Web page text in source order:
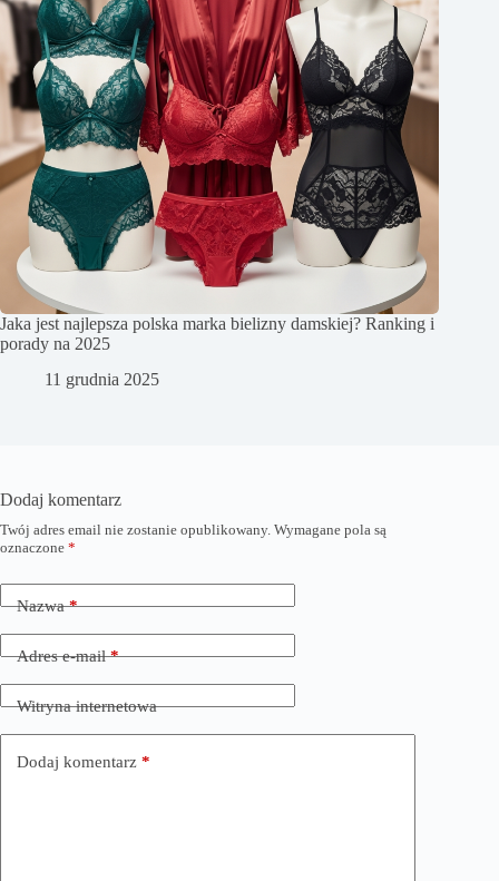
Jaka jest najlepsza polska marka bielizny damskiej? Ranking i
porady na 2025
11 grudnia 2025
Dodaj komentarz
Twój adres email nie zostanie opublikowany. Wymagane pola są
oznaczone *
Nazwa*
Adres e-mail*
Witryna internetowa
Dodaj komentarz *